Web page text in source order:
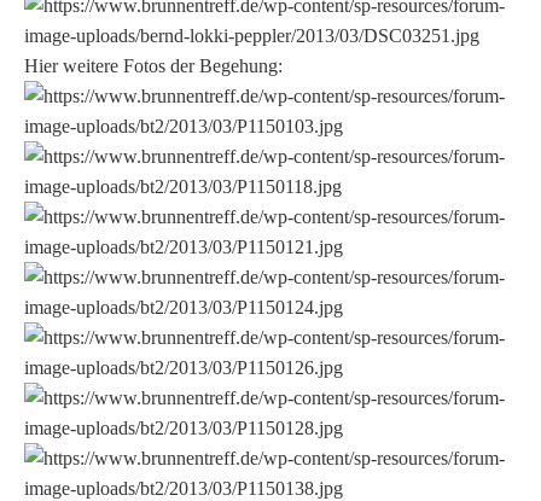
Hier weitere Fotos der Begehung: